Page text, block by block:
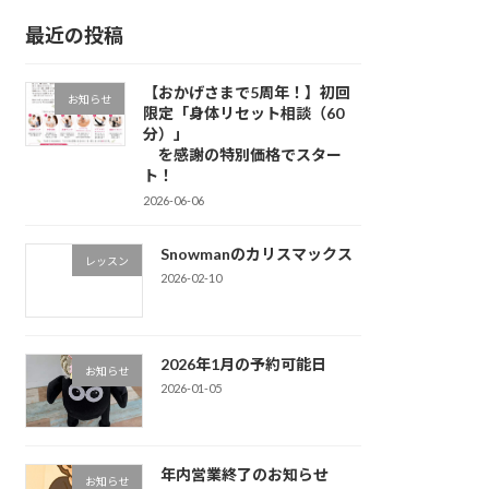
最近の投稿
お知らせ
【おかげさまで5周年！】初回
限定「身体リセット相談（60
分）」
を感謝の特別価格でスター
ト！
2026-06-06
レッスン Snowmanのカリスマックス
2026-02-10
お知らせ 2026年1月の予約可能日
2026-01-05
お知らせ 年内営業終了のお知らせ